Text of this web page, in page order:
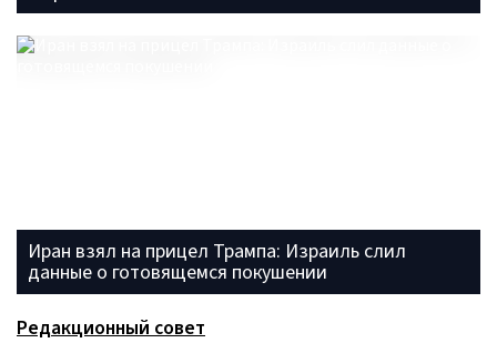
Иран взял на прицел Трампа: Израиль слил
данные о готовящемся покушении
Редакционный совет